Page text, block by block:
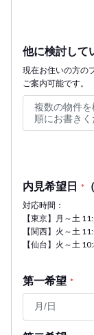
他に検討して
現在お住いの方の
ご案内可能です。
内見希望日 *
対応時間：
【東京】月～土
【関西】火～土
【仙台】火～土
第一希望 *